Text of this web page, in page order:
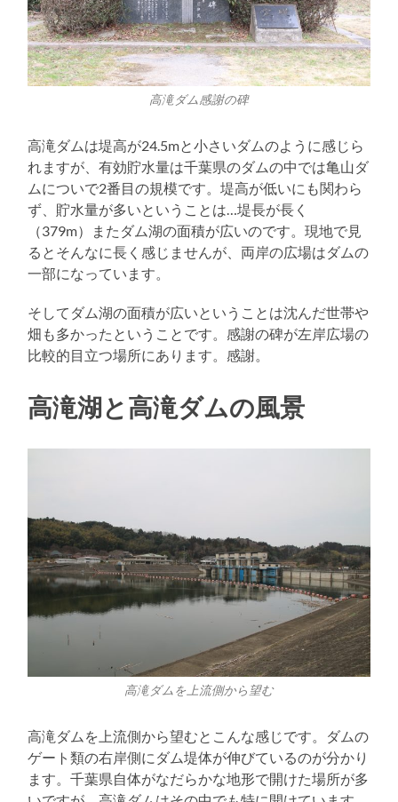
高滝ダム感謝の碑
高滝ダムは堤高が24.5mと小さいダムのように感じら
れますが、有効貯水量は千葉県のダムの中では亀山ダ
ムについで2番目の規模です。堤高が低いにも関わら
ず、貯水量が多いということは…堤長が長く
（379m）またダム湖の面積が広いのです。現地で見
るとそんなに長く感じませんが、両岸の広場はダムの
一部になっています。
そしてダム湖の面積が広いということは沈んだ世帯や
畑も多かったということです。感謝の碑が左岸広場の
比較的目立つ場所にあります。感謝。
高滝湖と高滝ダムの風景
高滝ダムを上流側から望む
高滝ダムを上流側から望むとこんな感じです。ダムの
ゲート類の右岸側にダム堤体が伸びているのが分かり
ます。千葉県自体がなだらかな地形で開けた場所が多